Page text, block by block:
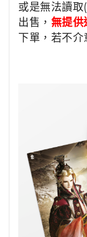
或是無法讀
出售， 無提供
下單，若不